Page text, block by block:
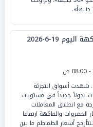
أسعار الخضروات والفاكهة اليوم 19-6-2026
شهدت أسواق التجزئة
تحولاً جديداً في مستويات
مع انطلاق المعاملات
والفاكهة ارتفاعا
اليوم الجمعة 19-6-2026 لتتأرجح أسعار الطماطم ما بين